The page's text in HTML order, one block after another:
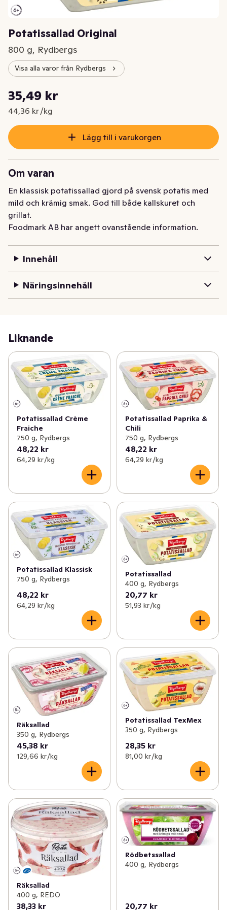
Potatissallad Original
800 g, Rydbergs
Visa alla varor från Rydbergs
Nuvarande pris är: 35,49 kr
35,49 kr
44,36 kr /kg
Styckpris: 44,36 kr /kg
Lägg till i varukorgen
Om varan
En klassisk potatissallad gjord på svensk potatis med
mild och krämig smak. God till både kallskuret och
grillat.
Foodmark AB har angett ovanstående information.
Innehåll
Näringsinnehåll
Liknande
Potatissallad Crème
Fraiche
750 g, Rydbergs
48,22 kr
64,29 kr /kg
Potatissallad Paprika &
Chili
750 g, Rydbergs
48,22 kr
64,29 kr /kg
Potatissallad Klassisk
750 g, Rydbergs
48,22 kr
64,29 kr /kg
Potatissallad
400 g, Rydbergs
20,77 kr
51,93 kr /kg
Räksallad
350 g, Rydbergs
45,38 kr
129,66 kr /kg
Potatissallad TexMex
350 g, Rydbergs
28,35 kr
81,00 kr /kg
Räksallad
400 g, REDO
38,33 kr
Rödbetssallad
400 g, Rydbergs
20,77 kr